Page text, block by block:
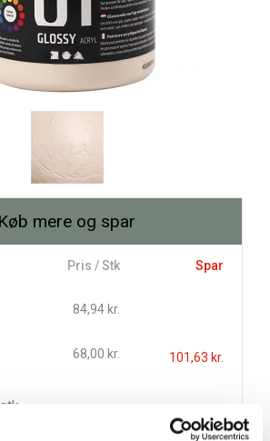
Køb mere og spar
Pris / Stk Spar
84,94 kr.
68,00 kr. 101,63 kr.
stk